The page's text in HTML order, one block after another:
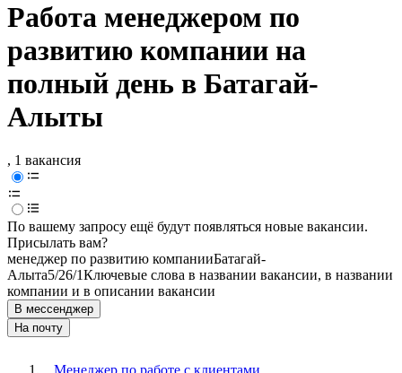
Работа менеджером по
развитию компании на
полный день в Батагай-
Алыты
, 1 вакансия
По вашему запросу ещё будут появляться новые вакансии.
Присылать вам?
менеджер по развитию компанииБатагай-
Алыта5/26/1Ключевые слова в названии вакансии, в названии
компании и в описании вакансии
В мессенджер
На почту